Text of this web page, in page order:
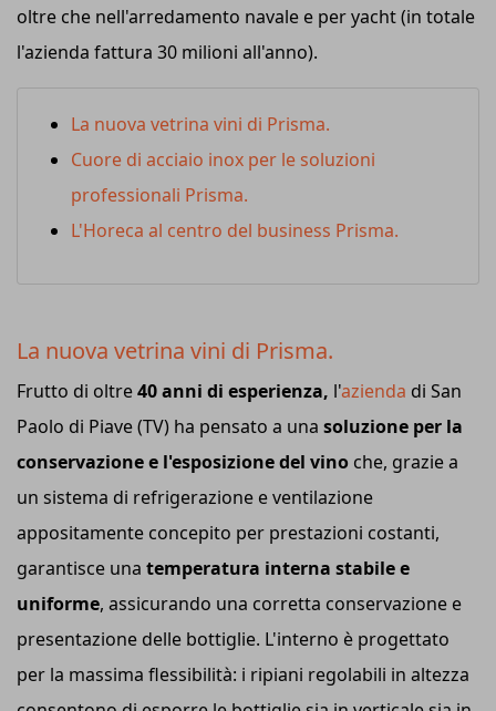
oltre che nell'arredamento navale e per yacht (in totale
l'azienda fattura 30 milioni all'anno).
La nuova vetrina vini di Prisma.
Cuore di acciaio inox per le soluzioni
professionali Prisma.
L'Horeca al centro del business Prisma.
La nuova vetrina vini di Prisma.
Frutto di oltre40 anni di esperienza, l'azienda di San
Paolo di Piave (TV) ha pensato a una soluzione per la
conservazione e l'esposizione del vino che, grazie a
un sistema di refrigerazione e ventilazione
appositamente concepito per prestazioni costanti,
garantisce una temperatura interna stabile e
uniforme, assicurando una corretta conservazione e
presentazione delle bottiglie. L'interno è progettato
per la massima flessibilità: i ripiani regolabili in altezza